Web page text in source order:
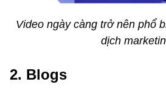
Video ngày càng trở nên phổ
dịch
2. Blogs